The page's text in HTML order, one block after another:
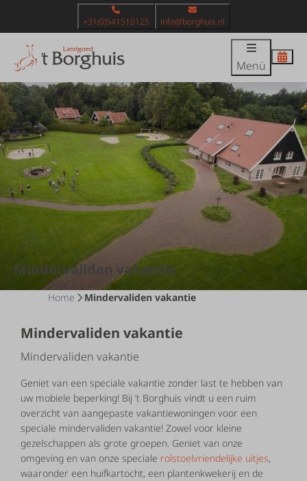
+31(0)541510125 info@borghuis.nl
Menü
Mindervaliden vakantie
Home Mindervaliden vakantie
Mindervaliden vakantie
Mindervaliden vakantie
Geniet van een speciale vakantie zonder last te hebben van
uw mobiele beperking! Bij ’t Borghuis vindt u een ruim
overzicht van aangepaste vakantiewoningen voor een
speciale mindervaliden vakantie! Zowel voor kleine
gezelschappen als grote groepen. Geniet van onze
omgeving en van onze speciale rolstoelvriendelijke uitjes,
waaronder een huifkartocht, een plantenkwekerij en de